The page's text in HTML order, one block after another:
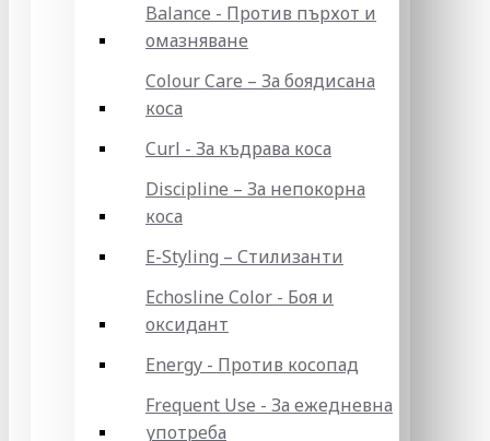
Balance - Против пърхот и
омазняване
Colour Care – За боядисана
коса
Curl - За къдрава коса
Discipline – За непокорна
коса
E-Styling – Стилизанти
Echosline Color - Боя и
оксидант
Energy - Против косопад
Frequent Use - За ежедневна
употреба